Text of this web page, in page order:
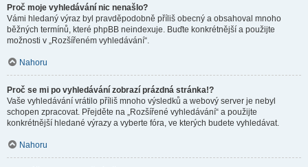
Proč moje vyhledávání nic nenašlo?
Vámi hledaný výraz byl pravděpodobně příliš obecný a obsahoval mnoho
běžných termínů, které phpBB neindexuje. Buďte konkrétnější a použijte
možnosti v „Rozšířeném vyhledávání“.
Nahoru
Proč se mi po vyhledávání zobrazí prázdná stránka!?
Vaše vyhledávání vrátilo příliš mnoho výsledků a webový server je nebyl
schopen zpracovat. Přejděte na „Rozšířené vyhledávání“ a použijte
konkrétnější hledané výrazy a vyberte fóra, ve kterých budete vyhledávat.
Nahoru